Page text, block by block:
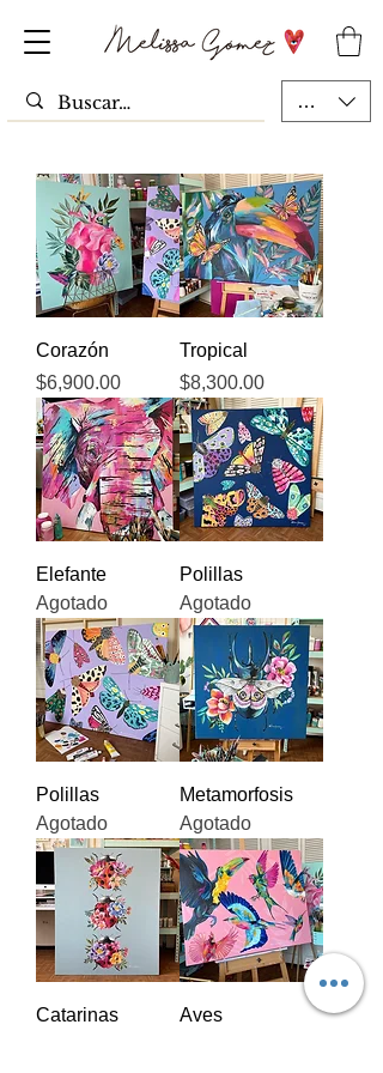
MXN ($)
Corazón
Precio
$6,900.00
Tropical
Precio
$8,300.00
Elefante
Agotado
Polillas
Agotado
Polillas
Agotado
Metamorfosis
Agotado
Catarinas
Aves